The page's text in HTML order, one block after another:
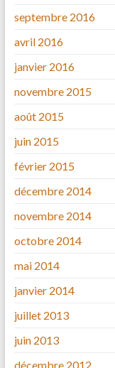
septembre 2016
avril 2016
janvier 2016
novembre 2015
août 2015
juin 2015
février 2015
décembre 2014
novembre 2014
octobre 2014
mai 2014
janvier 2014
juillet 2013
juin 2013
décembre 2012